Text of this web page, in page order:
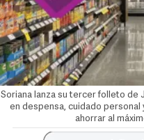
Soriana lanza su tercer folleto de
en despensa, cuidado
ahorrar al